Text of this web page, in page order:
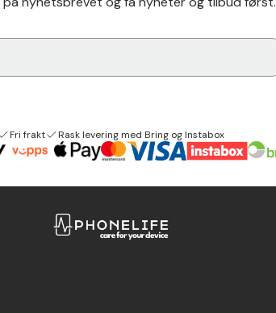
Fri frakt Rask levering med Bring og Instabox